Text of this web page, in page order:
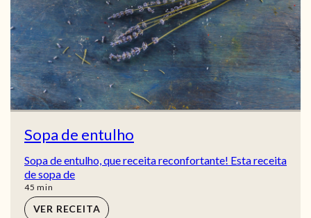
Sopa de entulho
Sopa de entulho, que receita reconfortante! Esta receita
de sopa de
45 min
min
VER RECEITA